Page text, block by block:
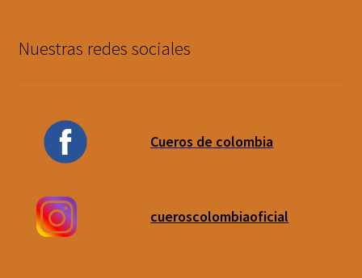
Nuestras redes sociales
Cueros de colombia
cueroscolombiaoficial